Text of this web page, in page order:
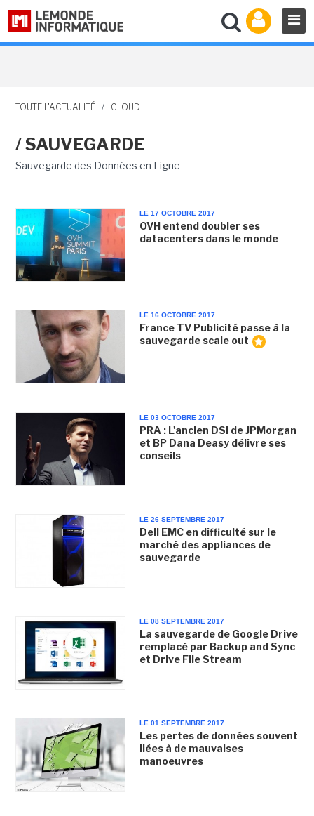
TOUTE L'ACTUALITÉ / CLOUD
/ SAUVEGARDE
Sauvegarde des Données en Ligne
LE 17 OCTOBRE 2017
OVH entend doubler ses
datacenters dans le monde
LE 16 OCTOBRE 2017
France TV Publicité passe à la
sauvegarde scale out
LE 03 OCTOBRE 2017
PRA : L'ancien DSI de JPMorgan
et BP Dana Deasy délivre ses
conseils
LE 26 SEPTEMBRE 2017
Dell EMC en difficulté sur le
marché des appliances de
sauvegarde
LE 08 SEPTEMBRE 2017
La sauvegarde de Google Drive
remplacé par Backup and Sync
et Drive File Stream
LE 01 SEPTEMBRE 2017
Les pertes de données souvent
liées à de mauvaises
manoeuvres